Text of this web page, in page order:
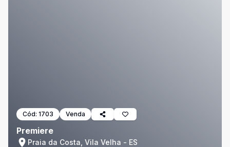
Cód: 1703 Venda
Premiere
Praia da Costa, Vila Velha - ES